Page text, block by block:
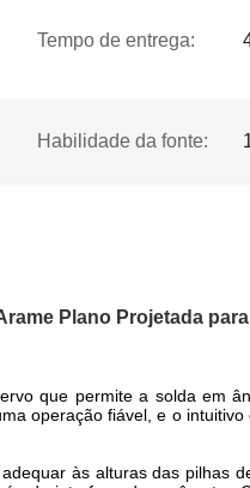
Tempo de entrega:
Habilidade da fonte:
Plano Projetada
que permite a solda em
operação fiável, e o
às alturas das pilhas